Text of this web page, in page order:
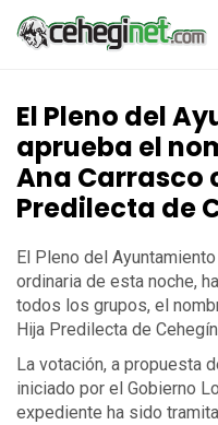
El Pleno del
aprueba el
Ana Carrasco
Predilecta de
El Pleno del
ordinaria de esta noche,
todos los grupos, el
Hija Predilecta de
La votación, a propuesta
iniciado por el Gobierno
expediente ha sido